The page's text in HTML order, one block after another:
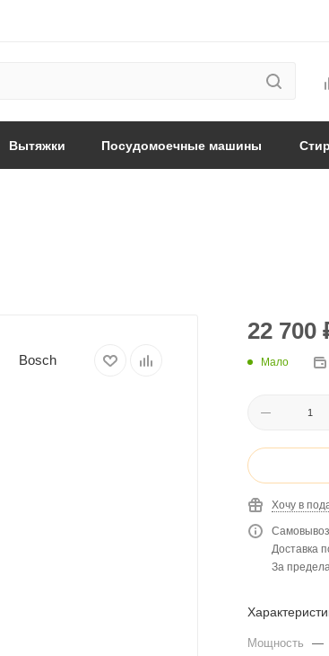
Вытяжки Посудомоечные машины
Bosch
22 700
Мало
Хочу в
Доставка
За
Мощность —